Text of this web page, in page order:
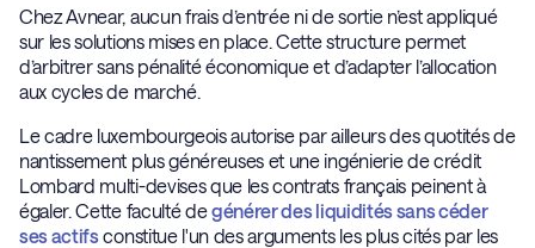
Chez Avnear, aucun frais d’entrée ni de sortie n’est appliqué
sur les solutions mises en place. Cette structure permet
d’arbitrer sans pénalité économique et d’adapter l’allocation
aux cycles de marché.
Le cadre luxembourgeois autorise par ailleurs des quotités de
nantissement plus généreuses et une ingénierie de crédit
Lombard multi-devises que les contrats français peinent à
égaler. Cette faculté degénérer des liquidités sans céder
ses actifsconstitue l'un des arguments les plus cités par les